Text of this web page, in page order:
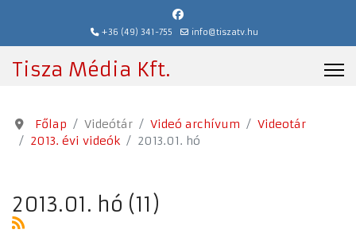
+36 (49) 341-755 info@tiszatv.hu
Tisza Média Kft.
Főlap Videótár Videó archívum
Videotár
2013. évi videók
2013.01. hó
2013.01. hó (11)